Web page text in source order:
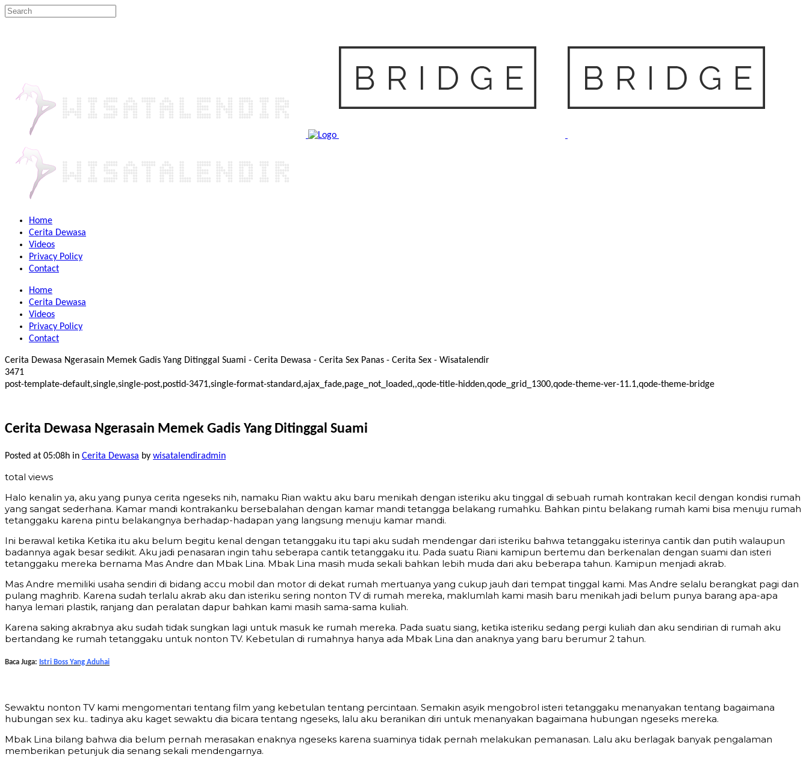
Home
Cerita Dewasa
Videos
Privacy Policy
Contact
Home
Cerita Dewasa
Videos
Privacy Policy
Contact
Cerita Dewasa Ngerasain Memek Gadis Yang Ditinggal Suami - Cerita Dewasa - Cerita Sex Panas - Cerita Sex - Wisatalendir
3471
post-template-default,single,single-post,postid-3471,single-format-standard,ajax_fade,page_not_loaded,,qode-title-hidden,qode_grid_1300,qode-theme-ver-11.1,qode-theme-bridge
Cerita Dewasa Ngerasain Memek Gadis Yang Ditinggal Suami
Posted at 05:08h in Cerita Dewasa by wisatalendiradmin
total views
Halo kenalin ya, aku yang punya cerita ngeseks nih, namaku Rian waktu aku baru menikah dengan isteriku aku tinggal di sebuah rumah kontrakan kecil dengan kondisi rumah
yang sangat sederhana. Kamar mandi kontrakanku bersebalahan dengan kamar mandi tetangga belakang rumahku. Bahkan pintu belakang rumah kami bisa menuju rumah
tetanggaku karena pintu belakangnya berhadap-hadapan yang langsung menuju kamar mandi.
Ini berawal ketika Ketika itu aku belum begitu kenal dengan tetanggaku itu tapi aku sudah mendengar dari isteriku bahwa tetanggaku isterinya cantik dan putih walaupun
badannya agak besar sedikit. Aku jadi penasaran ingin tahu seberapa cantik tetanggaku itu. Pada suatu Riani kamipun bertemu dan berkenalan dengan suami dan isteri
tetanggaku mereka bernama Mas Andre dan Mbak Lina. Mbak Lina masih muda sekali bahkan lebih muda dari aku beberapa tahun. Kamipun menjadi akrab.
Mas Andre memiliki usaha sendiri di bidang accu mobil dan motor di dekat rumah mertuanya yang cukup jauh dari tempat tinggal kami. Mas Andre selalu berangkat pagi dan
pulang maghrib. Karena sudah terlalu akrab aku dan isteriku sering nonton TV di rumah mereka, maklumlah kami masih baru menikah jadi belum punya barang apa-apa
hanya lemari plastik, ranjang dan peralatan dapur bahkan kami masih sama-sama kuliah.
Karena saking akrabnya aku sudah tidak sungkan lagi untuk masuk ke rumah mereka. Pada suatu siang, ketika isteriku sedang pergi kuliah dan aku sendirian di rumah aku
bertandang ke rumah tetanggaku untuk nonton TV. Kebetulan di rumahnya hanya ada Mbak Lina dan anaknya yang baru berumur 2 tahun.
Baca Juga: Istri Boss Yang Aduhai
Sewaktu nonton TV kami mengomentari tentang film yang kebetulan tentang percintaan. Semakin asyik mengobrol isteri tetanggaku menanyakan tentang bagaimana
hubungan sex ku.. tadinya aku kaget sewaktu dia bicara tentang ngeseks, lalu aku beranikan diri untuk menanyakan bagaimana hubungan ngeseks mereka.
Mbak Lina bilang bahwa dia belum pernah merasakan enaknya ngeseks karena suaminya tidak pernah melakukan pemanasan. Lalu aku berlagak banyak pengalaman
memberikan petunjuk dia senang sekali mendengarnya.